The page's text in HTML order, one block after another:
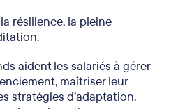
résilience, la pleine
aident les salariés à gérer
maîtriser leur
stratégies d’adaptation.